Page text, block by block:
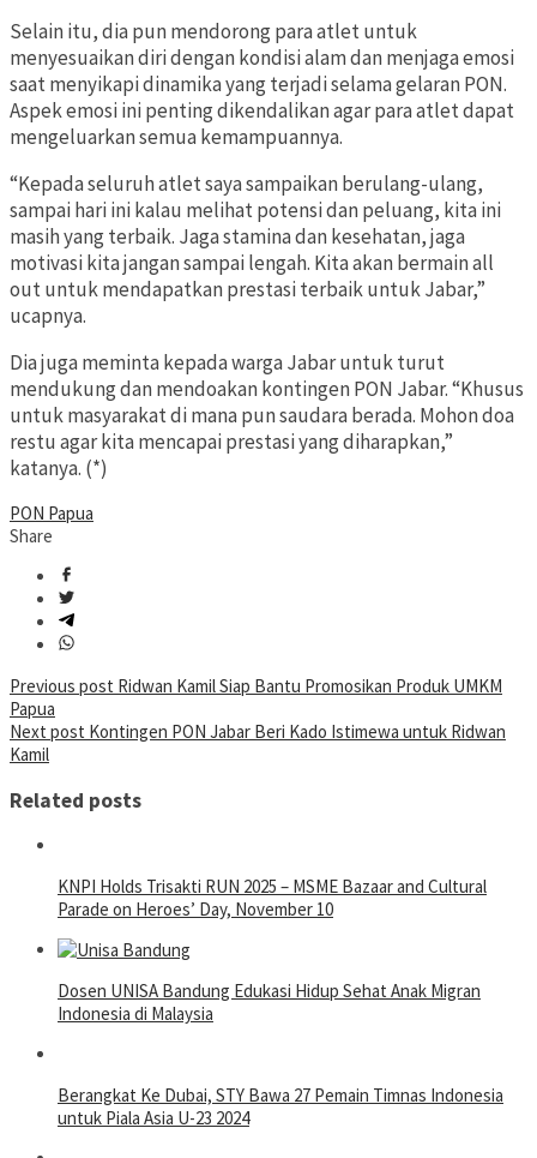
Selain itu, dia pun mendorong para atlet untuk
menyesuaikan diri dengan kondisi alam dan menjaga emosi
saat menyikapi dinamika yang terjadi selama gelaran PON.
Aspek emosi ini penting dikendalikan agar para atlet dapat
mengeluarkan semua kemampuannya.
“Kepada seluruh atlet saya sampaikan berulang-ulang,
sampai hari ini kalau melihat potensi dan peluang, kita ini
masih yang terbaik. Jaga stamina dan kesehatan, jaga
motivasi kita jangan sampai lengah. Kita akan bermain all
out untuk mendapatkan prestasi terbaik untuk Jabar,”
ucapnya.
Dia juga meminta kepada warga Jabar untuk turut
mendukung dan mendoakan kontingen PON Jabar. “Khusus
untuk masyarakat di mana pun saudara berada. Mohon doa
restu agar kita mencapai prestasi yang diharapkan,”
katanya. (*)
PON Papua
Share
Post
navigation
Previous post Ridwan Kamil Siap Bantu Promosikan Produk UMKM
Papua
Next post Kontingen PON Jabar Beri Kado Istimewa untuk Ridwan
Kamil
Related posts
KNPI Holds Trisakti RUN 2025 – MSME Bazaar and Cultural
Parade on Heroes’ Day, November 10
Dosen UNISA Bandung Edukasi Hidup Sehat Anak Migran
Indonesia di Malaysia
Berangkat Ke Dubai, STY Bawa 27 Pemain Timnas Indonesia
untuk Piala Asia U-23 2024